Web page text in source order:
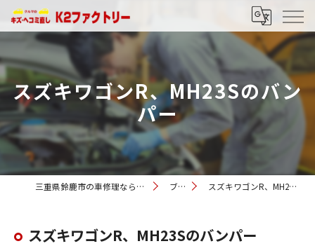
スズキワゴンR、MH23Sのバン
パー
三重県鈴鹿市の車修理ならK2ファクトリー ブログ スズキワゴンR、MH23Sのバンパー
スズキワゴンR、MH23Sのバンパー